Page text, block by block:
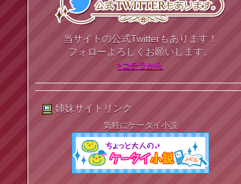
当サイトの公式Twitterもあります！
フォローよろしくお願いします。
>コチラから
姉妹サイトリンク
気軽にケータイ小説